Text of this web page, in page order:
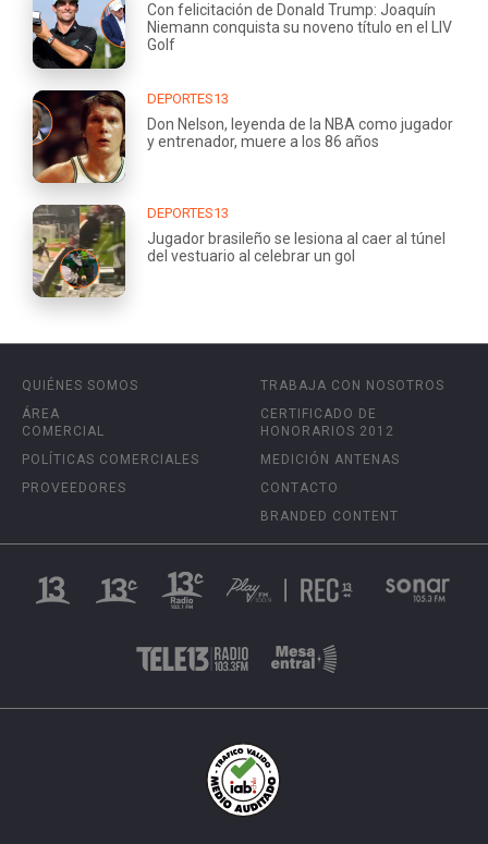
Con felicitación de Donald Trump: Joaquín
Niemann conquista su noveno título en el LIV
Golf
DEPORTES13
Don Nelson, leyenda de la NBA como jugador
y entrenador, muere a los 86 años
DEPORTES13
Jugador brasileño se lesiona al caer al túnel
del vestuario al celebrar un gol
QUIÉNES SOMOS
ÁREA
COMERCIAL
POLÍTICAS COMERCIALES
PROVEEDORES
TRABAJA CON NOSOTROS
CERTIFICADO DE
HONORARIOS 2012
MEDICIÓN ANTENAS
CONTACTO
BRANDED CONTENT